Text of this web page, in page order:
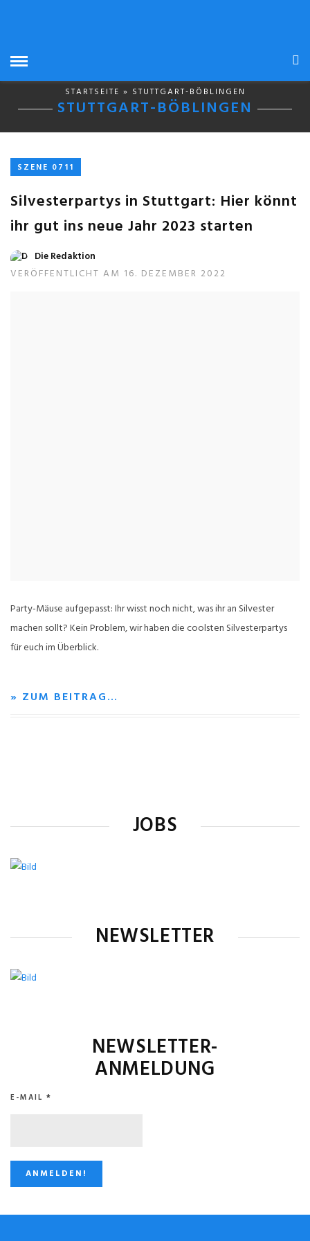
STARTSEITE » STUTTGART-BÖBLINGEN
STUTTGART-BÖBLINGEN
SZENE 0711
Silvesterpartys in Stuttgart: Hier könnt
ihr gut ins neue Jahr 2023 starten
Die Redaktion
VERÖFFENTLICHT AM 16. DEZEMBER 2022
Party-Mäuse aufgepasst: Ihr wisst noch nicht, was ihr an Silvester
machen sollt? Kein Problem, wir haben die coolsten Silvesterpartys
für euch im Überblick.
» ZUM BEITRAG…
JOBS
NEWSLETTER
NEWSLETTER-
ANMELDUNG
E-MAIL *